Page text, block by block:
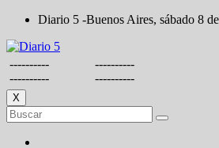
Saltar
contenido
Diario 5 -Buenos Aires, sábado 8
----------
----------
----------
----------
X